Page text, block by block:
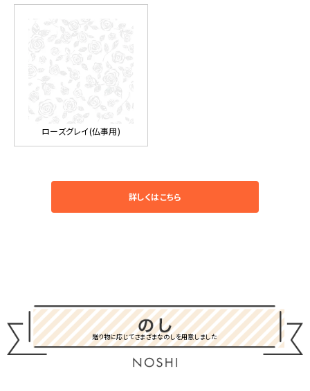
ローズグレイ(仏事用)
詳しくはこちら
贈り物に応じてさまざまなのしを用意しました